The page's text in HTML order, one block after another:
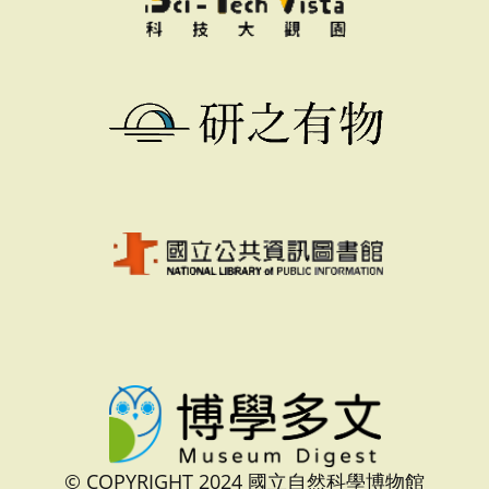
© COPYRIGHT 2024 國立自然科學博物館